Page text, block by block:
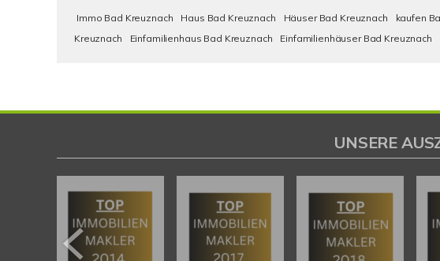
Immo Bad Kreuznach Haus Bad Kreuznach Häuser Bad Kreuznach kaufen
Kreuznach
Einfamilienhaus Bad Kreuznach Einfamilienhäuser Bad Kreuznach
UNSERE